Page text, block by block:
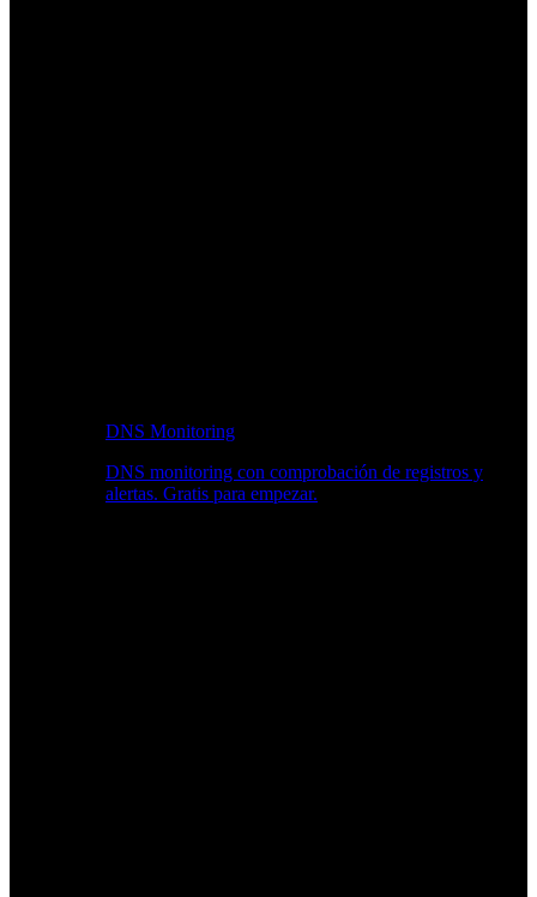
DNS Monitoring
DNS monitoring con comprobación de registros y
alertas. Gratis para empezar.